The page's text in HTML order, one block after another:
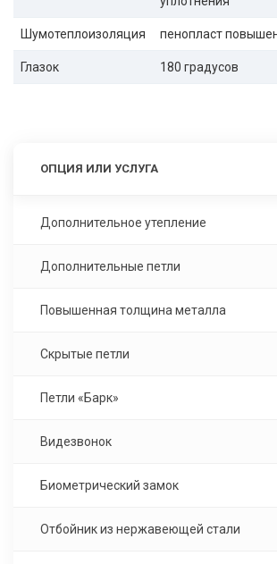
Шумотеплоизоляция пенопласт
Глазок 180 градусов
ОПЦИЯ ИЛИ УСЛУГА
Дополнительное утепление
Дополнительные петли
Повышенная толщина металла
Скрытые петли
Петли «Барк»
Видезвонок
Биометрический замок
Отбойник из нержавеющей стали